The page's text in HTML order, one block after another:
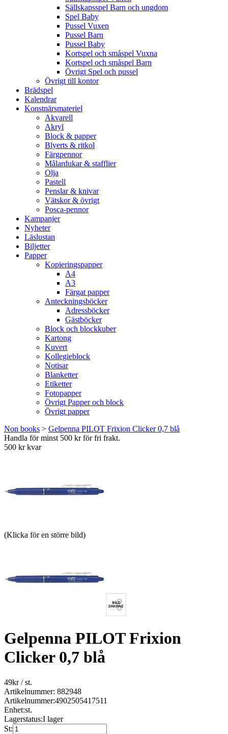
Sällskapsspel Barn och ungdom
Spel Baby
Pussel Vuxen
Pussel Barn
Pussel Baby
Kortspel och småspel Vuxna
Kortspel och småspel Barn
Övrigt Spel och pussel
Övrigt till kontor
Brädspel
Kalendrar
Konstnärsmateriel
Akvarell
Akryl
Block & papper
Blyerts & ritkol
Färgpennor
Målardukar & stafflier
Olja
Pastell
Penslar & knivar
Vätskor & övrigt
Posca-pennor
Kampanjer
Nyheter
Läslustan
Biljetter
Papper
Kopieringspapper
A4
A3
Färgat papper
Anteckningsböcker
Adressböcker
Gästböcker
Block och blockkuber
Kartong
Kuvert
Kollegieblock
Notisar
Blanketter
Etiketter
Fotopapper
Övrigt Papper och block
Övrigt papper
Non books > Gelpenna PILOT Frixion Clicker 0,7 blå
Handla för minst 500 kr för fri frakt.
500 kr kvar
(Klicka för en större bild)
Gelpenna PILOT Frixion
Clicker 0,7 blå
49kr/ st.
Artikelnummer: 882948
Artikelnummer:4902505417511
Enhet:st.
Lagerstatus:I lager
St: